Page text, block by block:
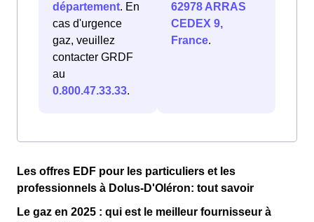
département. En
cas d'urgence
gaz, veuillez
contacter GRDF
au
0.800.47.33.33.
62978 ARRAS
CEDEX 9,
France.
Les offres EDF pour les particuliers et les
professionnels à Dolus-D'Oléron: tout savoir
Le gaz en 2025 : qui est le meilleur fournisseur à